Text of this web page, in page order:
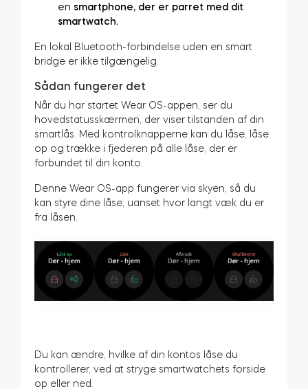
en smartphone, der er parret med dit
smartwatch.
En lokal Bluetooth-forbindelse uden en smart
bridge er ikke tilgængelig.
Sådan fungerer det
Når du har startet Wear OS-appen, ser du
hovedstatusskærmen, der viser tilstanden af din
smartlås. Med kontrolknapperne kan du låse, låse
op og trække i fjederen på alle låse, der er
forbundet til din konto.
Denne Wear OS-app fungerer via skyen, så du
kan styre dine låse, uanset hvor langt væk du er
fra låsen.
Du kan ændre, hvilke af din kontos låse du
kontrollerer, ved at stryge smartwatchets forside
op eller ned.